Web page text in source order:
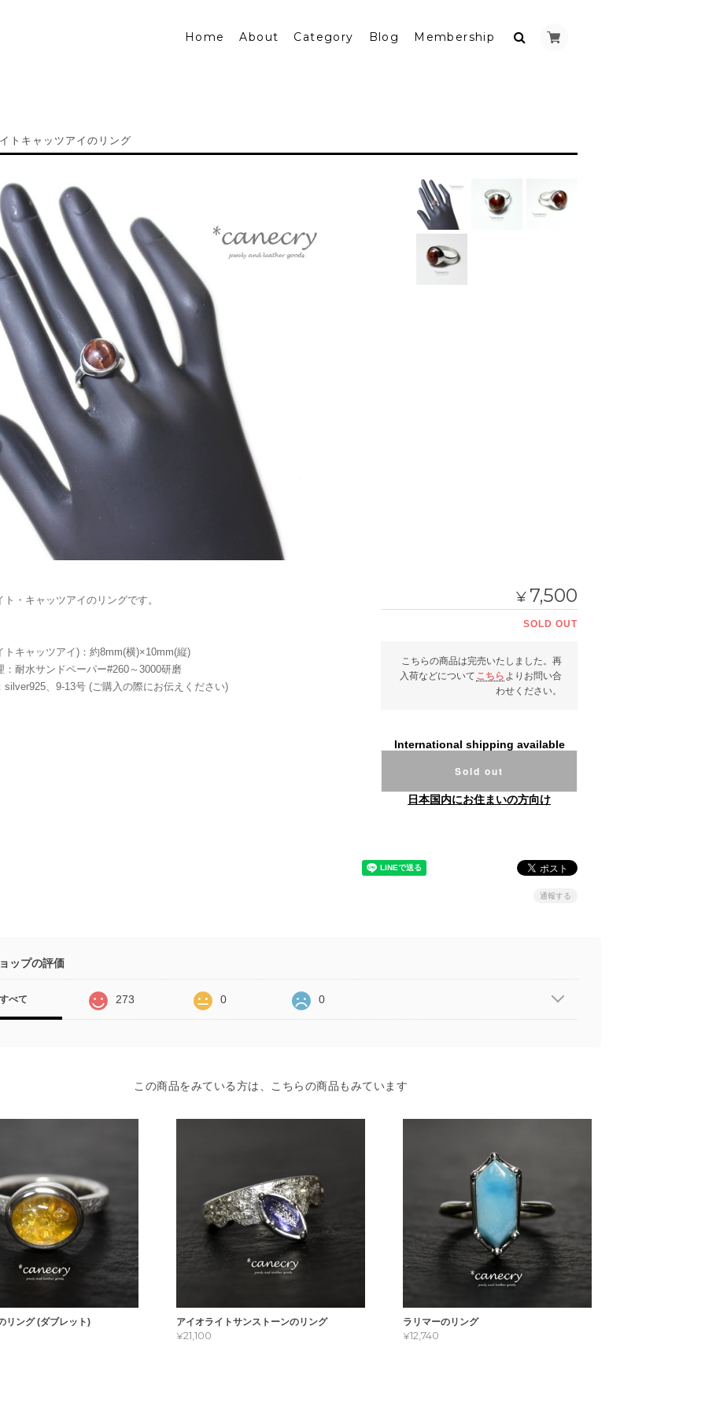
Home About Category Blog Membership
トキャッツアイのリング
ト・キャッツアイのリングです。
トキャッツアイ)：約8mm(横)×10mm(縦)
：耐水サンドペーパー#260～3000研磨
silver925、9-13号 (ご購入の際にお伝えください)
¥ 7,500
SOLD OUT
こちらの商品は完売いたしました。再
入荷などについて こちら よりお問い合
わせください。
International shipping available
Sold out
日本国内にお住まいの方向け
通報する
ップの評価
べて 273 0 0
この商品をみている方は、こちらの商品もみています
リング (ダブレット) アイオライトサンストーンのリング
¥21,100
ラリマーのリング
¥12,740